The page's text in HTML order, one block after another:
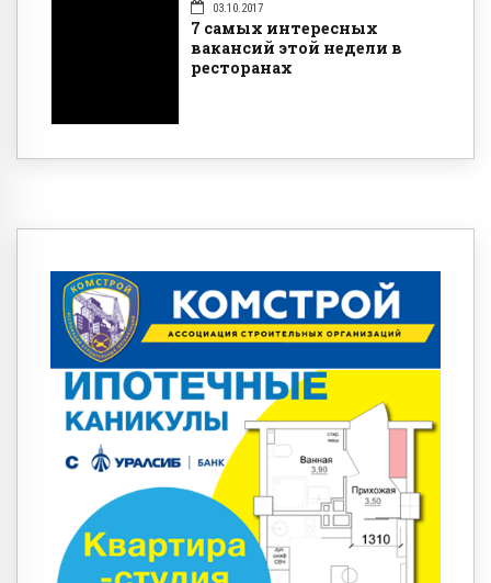
03.10.2017
7 самых интересных
вакансий этой недели в
ресторанах